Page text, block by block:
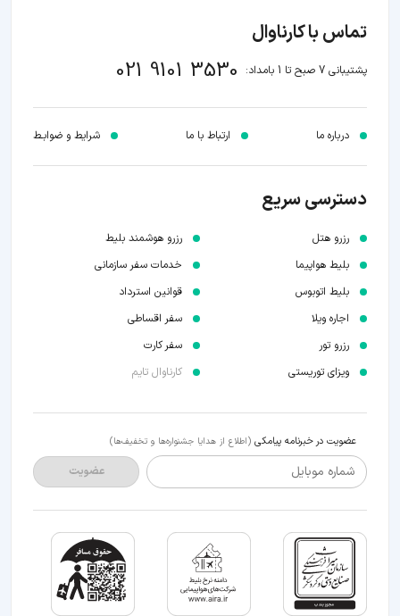
تماس با کارناوال
پشتیبانی 7 صبح تا 1 بامداد: 021 9101 3530
درباره ما ارتباط با ما شرایط و ضوابـط
دسترسی سریع
رزرو هتل
بلیط هواپیما
بلیط اتوبوس
اجاره ویلا
رزرو تور
ویزای توریستی
رزرو هوشمند بلیط
خدمات سفر سازمانی
قوانین استرداد
سفر اقساطی
سفر کارت
کارناوال تایم
عضویت در خبرنامه پیامکی (اطلاع از هدایا جشنواره‌ها و تخفیف‌ها)
شماره موبایل عضویت